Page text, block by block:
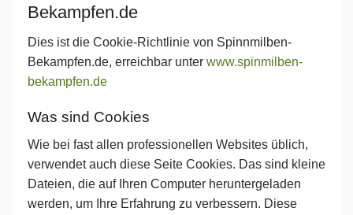
Bekampfen.de
Dies ist die Cookie-Richtlinie von Spinnmilben-
Bekampfen.de, erreichbar unter www.spinmilben-
bekampfen.de
Was sind Cookies
Wie bei fast allen professionellen Websites üblich,
verwendet auch diese Seite Cookies. Das sind kleine
Dateien, die auf Ihren Computer heruntergeladen
werden, um Ihre Erfahrung zu verbessern. Diese